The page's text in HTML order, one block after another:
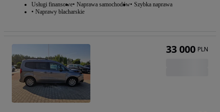
Usługi finansowe Naprawa samochodów Szybka naprawa
Naprawy blacharskie
33 000 PLN